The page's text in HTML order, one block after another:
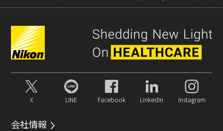
X LINE Facebook LinkedIn Instagram
会社情報